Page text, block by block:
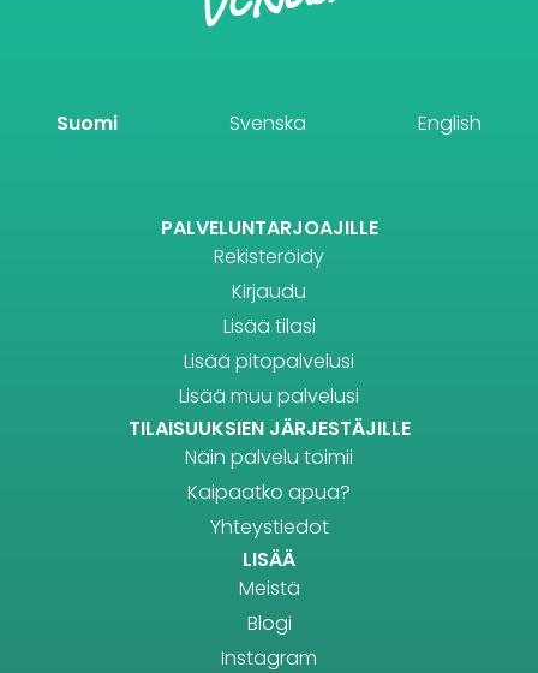
Suomi Svenska English
PALVELUNTARJOAJILLE
Rekisteröidy
Kirjaudu
Lisää tilasi
Lisää pitopalvelusi
Lisää muu palvelusi
TILAISUUKSIEN JÄRJESTÄJILLE
Näin palvelu toimii
Kaipaatko apua?
Yhteystiedot
LISÄÄ
Meistä
Blogi
Instagram